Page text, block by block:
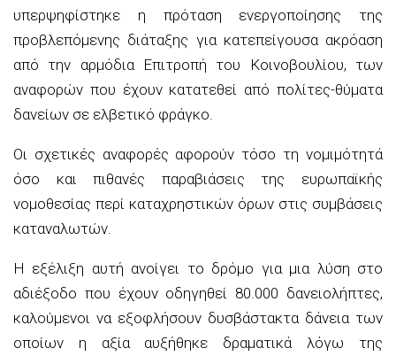
υπερψηφίστηκε η πρόταση ενεργοποίησης της
προβλεπόμενης διάταξης για κατεπείγουσα ακρόαση
από την αρμόδια Επιτροπή του Κοινοβουλίου, των
αναφορών που έχουν κατατεθεί από πολίτες-θύματα
δανείων σε ελβετικό φράγκο.
Οι σχετικές αναφορές αφορούν τόσο τη νομιμότητά
όσο και πιθανές παραβιάσεις της ευρωπαϊκής
νομοθεσίας περί καταχρηστικών όρων στις συμβάσεις
καταναλωτών.
Η εξέλιξη αυτή ανοίγει το δρόμο για μια λύση στο
αδιέξοδο που έχουν οδηγηθεί 80.000 δανειολήπτες,
καλούμενοι να εξοφλήσουν δυσβάστακτα δάνεια των
οποίων η αξία αυξήθηκε δραματικά λόγω της